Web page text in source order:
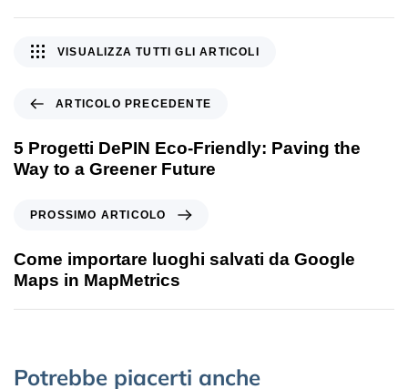
ARTICOLO PRECEDENTE
5 Progetti DePIN Eco-Friendly: Paving the
Way to a Greener Future
VISUALIZZA TUTTI GLI ARTICOLI
PROSSIMO ARTICOLO
Come importare luoghi salvati da Google
Maps in MapMetrics
Potrebbe piacerti anche